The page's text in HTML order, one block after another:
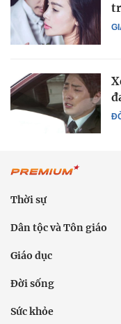
Thời sự
Dân tộc và Tôn giáo
Giáo dục
Đời sống
Sức khỏe